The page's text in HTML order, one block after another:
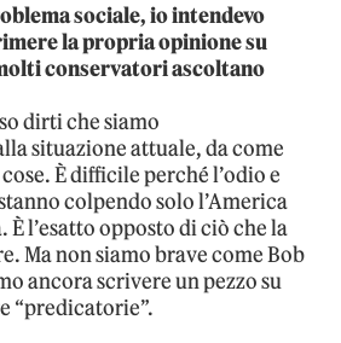
sociale, io intendevo
la propria opinione su
conservatori ascoltano
dirti che siamo
situazione attuale, da come
È difficile perché l’odio e
colpendo solo l’America
È l’esatto opposto di ciò che la
Ma non siamo brave come Bob
ancora scrivere un pezzo su
“predicatorie”.